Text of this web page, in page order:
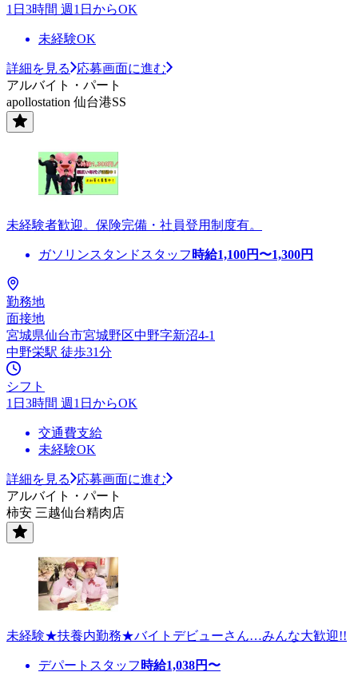
1日3時間 週1日からOK
未経験OK
詳細を見る
応募画面に進む
アルバイト・パート
apollostation 仙台港SS
未経験者歓迎。保険完備・社員登用制度有。
ガソリンスタンドスタッフ 時給1,100円〜1,300円
勤務地
面接地
宮城県仙台市宮城野区中野字新沼4-1
中野栄駅 徒歩31分
シフト
1日3時間 週1日からOK
交通費支給
未経験OK
詳細を見る
応募画面に進む
アルバイト・パート
柿安 三越仙台精肉店
未経験★扶養内勤務★バイトデビューさん…みんな大歓迎!!
デパートスタッフ 時給1,038円〜